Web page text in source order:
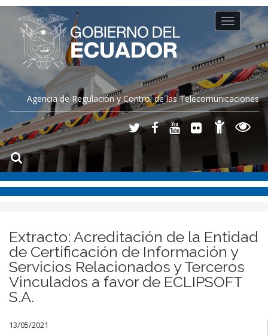
Agencia de Regulación y Control de las Telecomunicaciones
Toggle
navigation
Extracto: Acreditación de la Entidad
de Certificación de Información y
Servicios Relacionados y Terceros
Vinculados a favor de ECLIPSOFT
S.A.
13/05/2021